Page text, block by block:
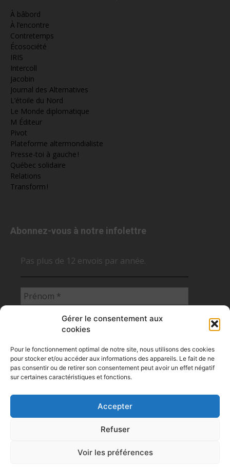
Gérer le consentement aux
cookies
Pour le fonctionnement optimal de notre site, nous utilisons des cookies
pour stocker et/ou accéder aux informations des appareils. Le fait de ne
pas consentir ou de retirer son consentement peut avoir un effet négatif
sur certaines caractéristiques et fonctions.
Accepter
Refuser
Voir les préférences
À bâbord
À l’encontre
Contretemps
Écosociété
IRIS
Intercoll
Jacobin
Journal des Alternatives
L’étoile du Nord
Le Monde diplomatique
M Éditeur
Pivot
Plateforme altermondialiste
Presse-toi à gauche !
Québec solidaire
Relations
Transform !
Abonnez-vous à notre infolettre
Pas plus de 12 envois par année.